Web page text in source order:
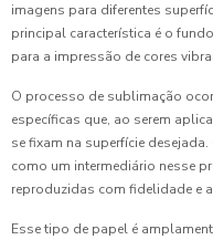
imagens para diferentes
principal característica é o
para a impressão de cores
O processo de sublimação
específicas que, ao serem
se fixam na superfície
como um intermediário nesse
reproduzidas com fidelidade e
Esse tipo de papel é